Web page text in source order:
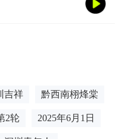
吉祥 黔西南栩烽棠
2轮 2025年6月1日